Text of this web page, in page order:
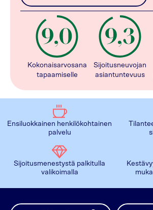
Kokonaisarvosana
tapaamiselle
Sijoitusneuvojan
asiantuntevuus
Ensiluokkainen henkilökohtainen
palvelu
Sijoitusmenestystä palkitulla
valikoimalla